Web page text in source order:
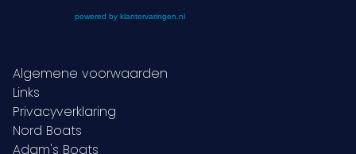
Bedrijfsuitjes op het water!
De sloep
powered by klantervaringen.nl
Algemene voorwaarden
Links
Privacyverklaring
Nord Boats
Adam's Boats